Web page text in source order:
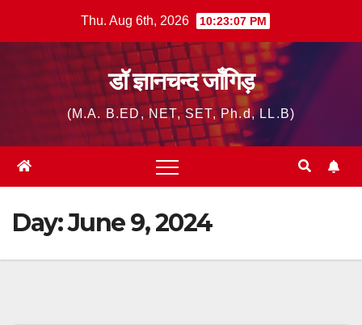
Thu. Aug 6th, 2026 10:23:08 PM
डॉ ज्ञानचन्द जाँगिड़
(M.A. B.ED, NET, SET, Ph.d, LL.B)
Day:June 9, 2024